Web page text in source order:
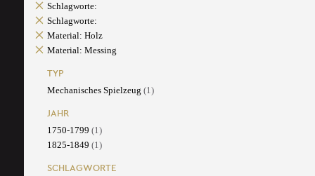
Schlagworte:
Schlagworte:
Material: Holz
Material: Messing
TYP
Mechanisches Spielzeug (1)
JAHR
1750-1799 (1)
1825-1849 (1)
SCHLAGWORTE